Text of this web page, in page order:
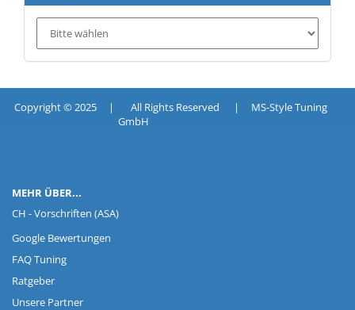
Copyright © 2025 | All Rights Reserved | MS-Style Tuning
GmbH
MEHR ÜBER...
CH - Vorschriften (ASA)
Google Bewertungen
FAQ Tuning
Ratgeber
Unsere Partner